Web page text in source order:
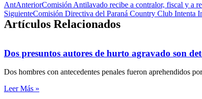
AntAnteriorComisión Antilavado recibe a contralor, fiscal y a
SiguienteComisión Directiva del Paraná Country Club Intenta
Artículos Relacionados
Dos presuntos autores de hurto agravado son
Dos hombres con antecedentes penales fueron aprehendidos
Leer Más »